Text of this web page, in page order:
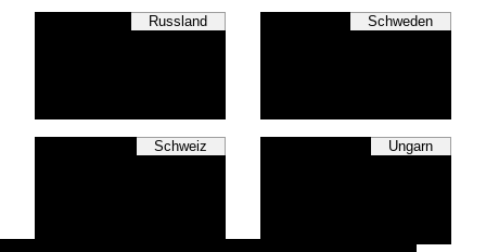
Russland Schweden
Schweiz Ungarn